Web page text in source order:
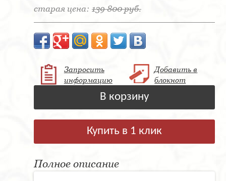
старая цена: 139 800 руб.
Запросить
информацию
Добавить в
блокнот
В корзину
Купить в 1 клик
Полное описание